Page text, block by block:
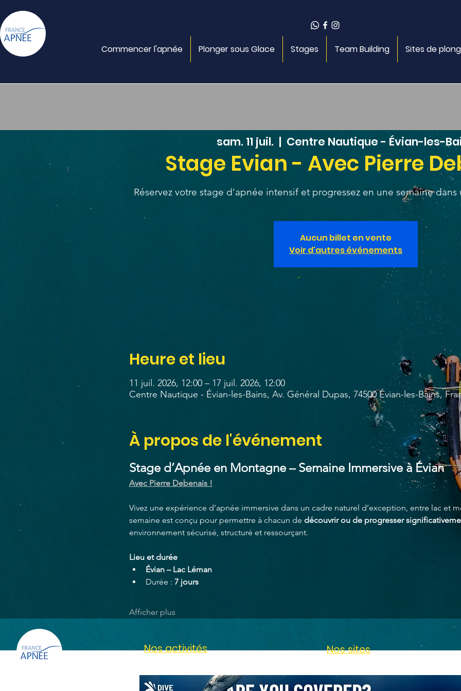
Commencer l'apnée Plonger sous Glace Stages Team Building Sites de
sam. 11 juil.
  |
Centre Nautique - Évian-les-
Stage Evian - Avec Pierre
Réservez votre stage d’apnée intensif et progressez en une semaine
Aucun billet en vente
Voir d'autres événements
Heure et lieu
11 juil. 2026, 12:00 – 17 juil. 2026, 12:00
Centre Nautique - Évian-les-Bains, Av. Général Dupas, 74500 Évian-les-Bains,
À propos de l'événement
Stage d’Apnée en Montagne – Semaine Immersive à Évian
Avec Pierre Debenais !
Vivez une expérience d’apnée immersive dans un cadre naturel d’exception, entre lac et
semaine est conçu pour permettre à chacun de découvrir ou de progresser
environnement sécurisé, structuré et ressourçant.
Lieu et durée
Évian – Lac Léman
Durée : 7 jours
Afficher plus
Nos activités Nos sites